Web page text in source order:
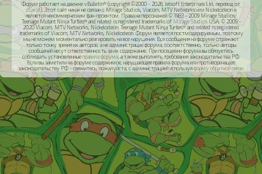
Форум работает на движке vBulletin® (copyright ©2000 - 2026, Jelsoft Enterprises Ltd, перевод от
zCarot). Этот сайт никак не связан с Mirage Studios, Viacom, MTV Networks или Nickelodeon и
является некоммерческим фан-проектом. Права на персонажей © 1983 - 2009 Mirage Studios:
Teenage Mutant Ninja Turtles® and related is registered trademarks of Mirage StudiosUSA; © 2009 -
2020 Viacom, MTV Networks, Nickelodeon: Teenage Mutant Ninja Turtles® and related is registered
trademarks of Viacom, MTV Networks, Nickelodeon. Форум является постмодерируемым, поэтому
мы не можем моментально реагировать на все нарушения. Все сообщения на форуме отражают
только точку зрения их авторов, а не администрации форума, соответственно, только авторы
сообщений несут ответственность за их содержание. При посещении форума вы обязуетесь
соблюдать установленныеправила форума, а также выполнять требования законодательства РФ.
Если вы заметили на форуме содержимое, нарушающее правила форума или противоречащее
законодательству РФ - свяжитесь, пожалуйста, с администрацией используяформу обратной связи.